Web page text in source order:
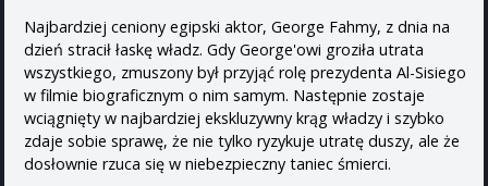
Najbardziej ceniony egipski aktor, George Fahmy, z dnia na
dzień stracił łaskę władz. Gdy George'owi groziła utrata
wszystkiego, zmuszony był przyjąć rolę prezydenta Al-Sisiego
w filmie biograficznym o nim samym. Następnie zostaje
wciągnięty w najbardziej ekskluzywny krąg władzy i szybko
zdaje sobie sprawę, że nie tylko ryzykuje utratę duszy, ale że
dosłownie rzuca się w niebezpieczny taniec śmierci.